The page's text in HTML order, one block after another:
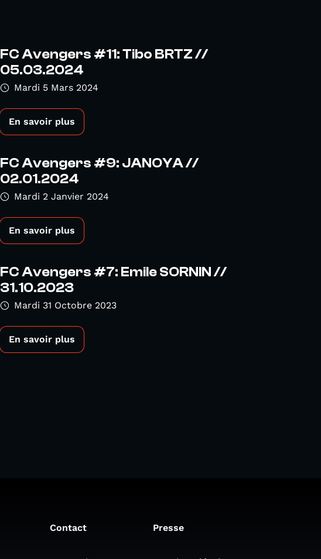
FC Avengers #11: Tibo BRTZ //
05.03.2024
Mardi 5 Mars 2024
En savoir plus
FC Avengers #9: JANOYA //
02.01.2024
Mardi 2 Janvier 2024
En savoir plus
FC Avengers #7: Emile SORNIN //
31.10.2023
Mardi 31 Octobre 2023
En savoir plus
Contact Presse